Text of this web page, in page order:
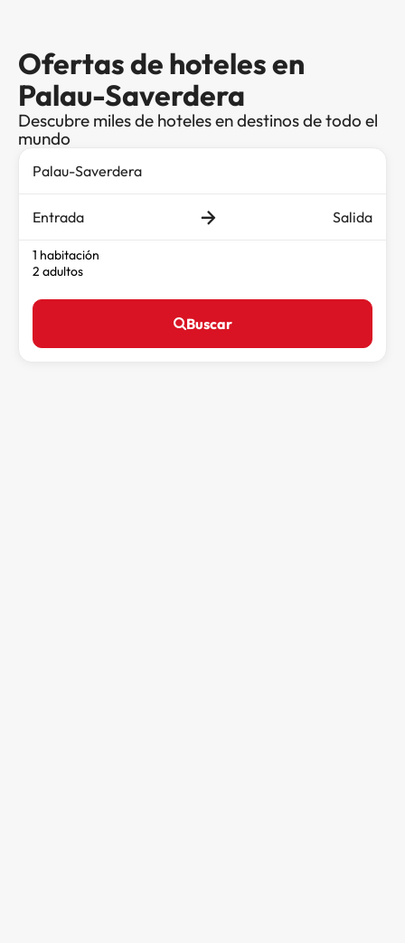
Ofertas de hoteles en
Palau-Saverdera
Descubre miles de hoteles en destinos de todo el
mundo
Entrada Salida
1 habitación
2 adultos
Buscar